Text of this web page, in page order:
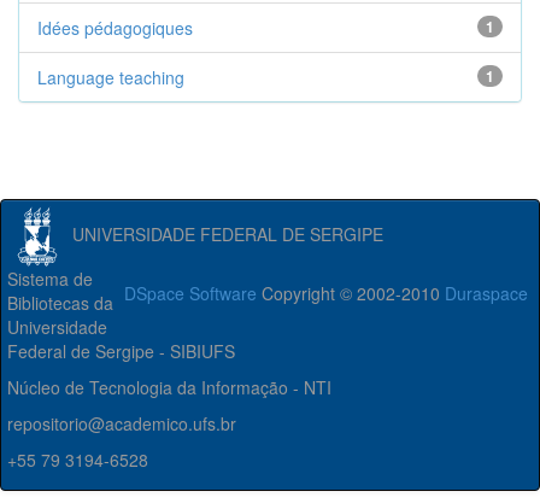
1
Idées pédagogiques
1
Language teaching
UNIVERSIDADE FEDERAL DE SERGIPE
DSpace Software Copyright © 2002-2010 Duraspace
Sistema de
Bibliotecas da
Universidade
Federal de Sergipe - SIBIUFS
Núcleo de Tecnologia da Informação - NTI
repositorio@academico.ufs.br
+55 79 3194-6528